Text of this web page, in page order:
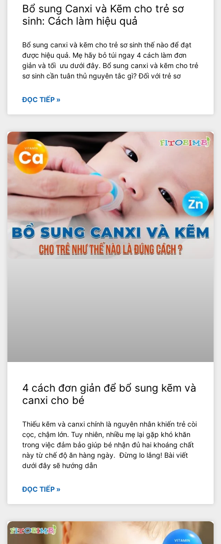
Bổ sung Canxi và Kẽm cho trẻ sơ
sinh: Cách làm hiệu quả
Bổ sung canxi và kẽm cho trẻ sơ sinh thế nào để đạt
được hiệu quả. Mẹ hãy bỏ túi ngay 4 cách làm đơn
giản và tối ưu dưới đây. Bổ sung canxi và kẽm cho trẻ
sơ sinh cần tuân thủ nguyên tắc gì? Đối với trẻ sơ
ĐỌC TIẾP »
4 cách đơn giản để bổ sung kẽm và
canxi cho bé
Thiếu kẽm và canxi chính là nguyên nhân khiến trẻ còi
cọc, chậm lớn. Tuy nhiên, nhiều mẹ lại gặp khó khăn
trong việc đảm bảo giúp bé nhận đủ hai khoáng chất
này từ chế độ ăn hàng ngày. Đừng lo lắng! Bài viết
dưới đây sẽ hướng dẫn
ĐỌC TIẾP »